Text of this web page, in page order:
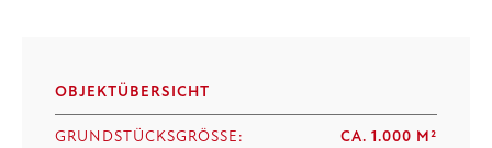
OBJEKTÜBERSICHT
GRUNDSTÜCKSGRÖSSE: CA. 1.000 M²